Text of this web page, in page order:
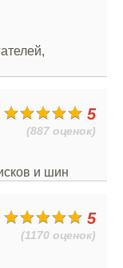
5
(887 оценок)
и шин
5
(1170 оценок)